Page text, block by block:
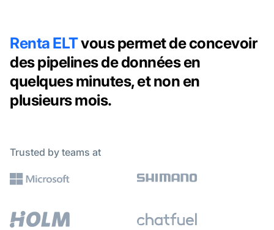
Renta ELTvous permet de concevoir
des pipelines de données en
quelques minutes, et non en
plusieurs mois.
Trusted by teams at